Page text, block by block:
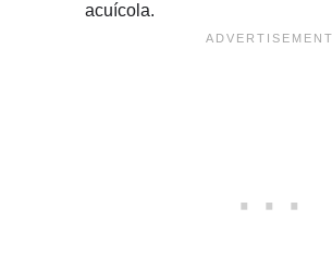
acuícola.